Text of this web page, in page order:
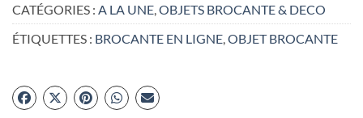
CATÉGORIES : A LA UNE,OBJETS BROCANTE & DECO
ÉTIQUETTES : BROCANTE EN LIGNE,OBJET BROCANTE